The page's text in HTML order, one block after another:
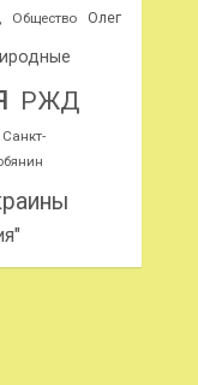
Общество Олег
РЖД
Санкт-